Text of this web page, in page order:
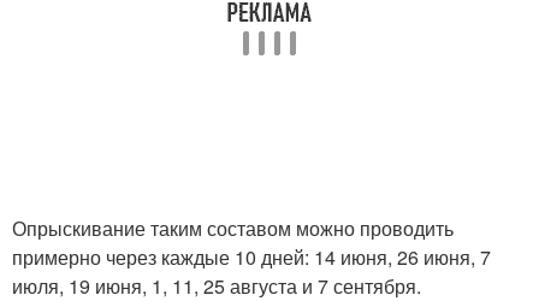
Опрыскивание таким составом можно проводить
примерно через каждые 10 дней: 14 июня, 26 июня, 7
июля, 19 июня, 1, 11, 25 августа и 7 сентября.